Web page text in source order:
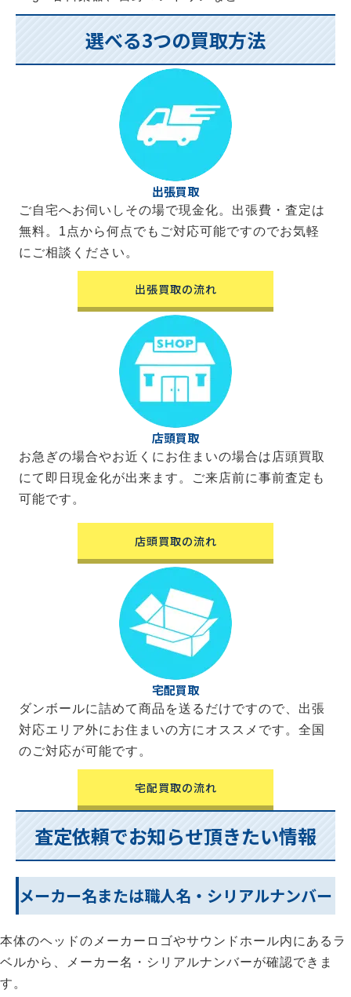
選べる3つの買取方法
出張買取
ご自宅へお伺いしその場で現金化。出張費・査定は
無料。1点から何点でもご対応可能ですのでお気軽
にご相談ください。
出張買取の流れ
店頭買取
お急ぎの場合やお近くにお住まいの場合は店頭買取
にて即日現金化が出来ます。ご来店前に事前査定も
可能です。
店頭買取の流れ
宅配買取
ダンボールに詰めて商品を送るだけですので、出張
対応エリア外にお住まいの方にオススメです。全国
のご対応が可能です。
宅配買取の流れ
査定依頼でお知らせ頂きたい情報
メーカー名または職人名・シリアルナンバー
本体のヘッドのメーカーロゴやサウンドホール内にあるラ
ベルから、メーカー名・シリアルナンバーが確認できま
す。